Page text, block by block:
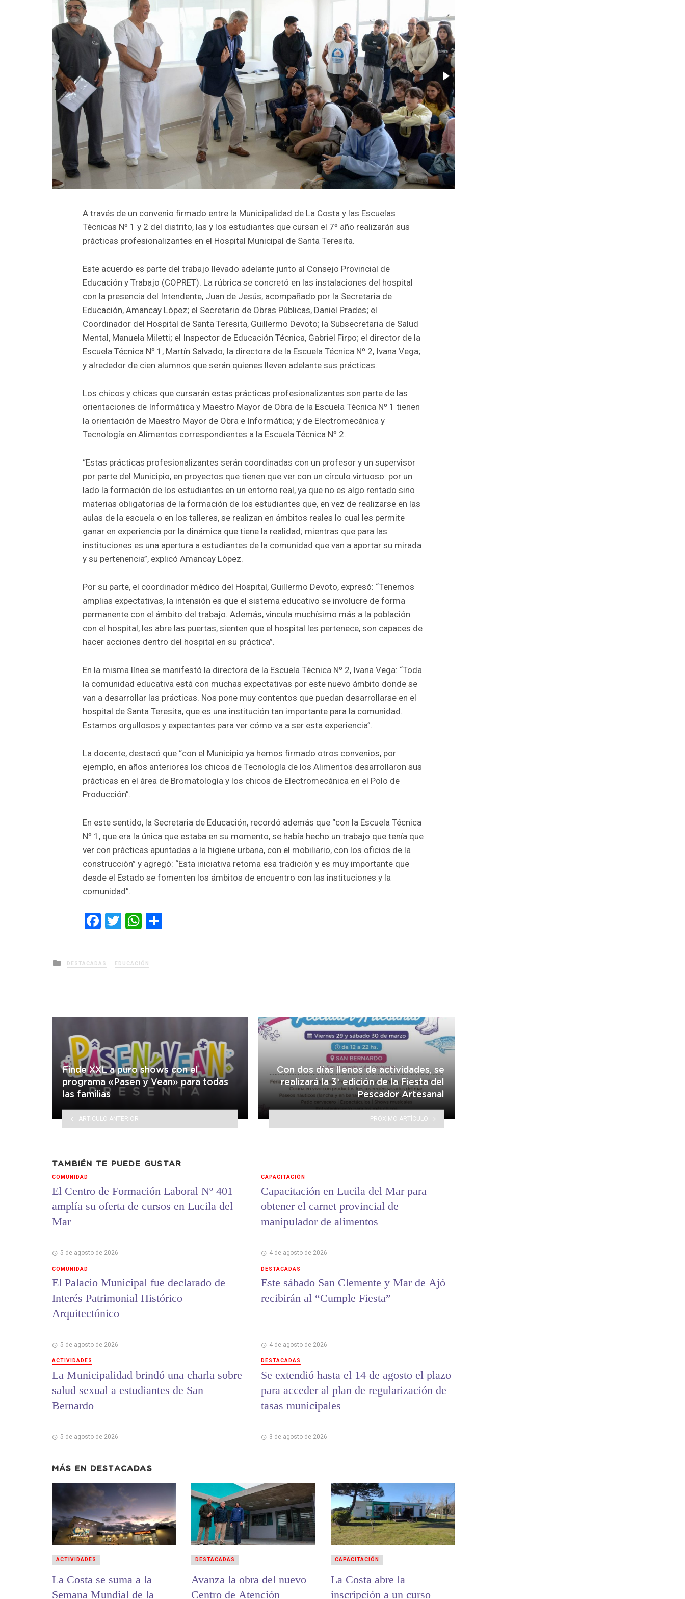
A través de un convenio firmado entre la Municipalidad de La Costa y las Escuelas
Técnicas Nº 1 y 2 del distrito, las y los estudiantes que cursan el 7º año realizarán sus
prácticas profesionalizantes en el Hospital Municipal de Santa Teresita.
Este acuerdo es parte del trabajo llevado adelante junto al Consejo Provincial de
Educación y Trabajo (COPRET). La rúbrica se concretó en las instalaciones del hospital
con la presencia del Intendente, Juan de Jesús, acompañado por la Secretaria de
Educación, Amancay López; el Secretario de Obras Públicas, Daniel Prades; el
Coordinador del Hospital de Santa Teresita, Guillermo Devoto; la Subsecretaria de Salud
Mental, Manuela Miletti; el Inspector de Educación Técnica, Gabriel Firpo; el director de la
Escuela Técnica Nº 1, Martín Salvado; la directora de la Escuela Técnica Nº 2, Ivana Vega;
y alrededor de cien alumnos que serán quienes lleven adelante sus prácticas.
Los chicos y chicas que cursarán estas prácticas profesionalizantes son parte de las
orientaciones de Informática y Maestro Mayor de Obra de la Escuela Técnica Nº 1 tienen
la orientación de Maestro Mayor de Obra e Informática; y de Electromecánica y
Tecnología en Alimentos correspondientes a la Escuela Técnica Nº 2.
“Estas prácticas profesionalizantes serán coordinadas con un profesor y un supervisor
por parte del Municipio, en proyectos que tienen que ver con un círculo virtuoso: por un
lado la formación de los estudiantes en un entorno real, ya que no es algo rentado sino
materias obligatorias de la formación de los estudiantes que, en vez de realizarse en las
aulas de la escuela o en los talleres, se realizan en ámbitos reales lo cual les permite
ganar en experiencia por la dinámica que tiene la realidad; mientras que para las
instituciones es una apertura a estudiantes de la comunidad que van a aportar su mirada
y su pertenencia”, explicó Amancay López.
Por su parte, el coordinador médico del Hospital, Guillermo Devoto, expresó: “Tenemos
amplias expectativas, la intensión es que el sistema educativo se involucre de forma
permanente con el ámbito del trabajo. Además, vincula muchísimo más a la población
con el hospital, les abre las puertas, sienten que el hospital les pertenece, son capaces de
hacer acciones dentro del hospital en su práctica”.
En la misma línea se manifestó la directora de la Escuela Técnica Nº 2, Ivana Vega: “Toda
la comunidad educativa está con muchas expectativas por este nuevo ámbito donde se
van a desarrollar las prácticas. Nos pone muy contentos que puedan desarrollarse en el
hospital de Santa Teresita, que es una institución tan importante para la comunidad.
Estamos orgullosos y expectantes para ver cómo va a ser esta experiencia”.
La docente, destacó que “con el Municipio ya hemos firmado otros convenios, por
ejemplo, en años anteriores los chicos de Tecnología de los Alimentos desarrollaron sus
prácticas en el área de Bromatología y los chicos de Electromecánica en el Polo de
Producción”.
En este sentido, la Secretaria de Educación, recordó además que “con la Escuela Técnica
Nº 1, que era la única que estaba en su momento, se había hecho un trabajo que tenía que
ver con prácticas apuntadas a la higiene urbana, con el mobiliario, con los oficios de la
construcción” y agregó: “Esta iniciativa retoma esa tradición y es muy importante que
desde el Estado se fomenten los ámbitos de encuentro con las instituciones y la
comunidad”.
Facebook
TwitterWhatsApp
Posted
in
DESTACADAS EDUCACIÓN
Finde XXL a puro shows con el
programa «Pasen y Vean» para todas
las familias
ARTÍCULO ANTERIOR
Con dos días llenos de actividades, se
realizará la 3ª edición de la Fiesta del
Pescador Artesanal
PRÓXIMO ARTÍCULO
TAMBIÉN TE PUEDE GUSTAR
COMUNIDAD
El Centro de Formación Laboral Nº 401
amplía su oferta de cursos en Lucila del
Mar
5 de agosto de 2026
COMUNIDAD
El Palacio Municipal fue declarado de
Interés Patrimonial Histórico
Arquitectónico
5 de agosto de 2026
ACTIVIDADES
La Municipalidad brindó una charla sobre
salud sexual a estudiantes de San
Bernardo
5 de agosto de 2026
CAPACITACIÓN
Capacitación en Lucila del Mar para
obtener el carnet provincial de
manipulador de alimentos
4 de agosto de 2026
DESTACADAS
Este sábado San Clemente y Mar de Ajó
recibirán al “Cumple Fiesta”
4 de agosto de 2026
DESTACADAS
Se extendió hasta el 14 de agosto el plazo
para acceder al plan de regularización de
tasas municipales
3 de agosto de 2026
MÁS EN DESTACADAS
La Costa se suma a la
Semana Mundial de la
ACTIVIDADES
Avanza la obra del nuevo
Centro de Atención
DESTACADAS
La Costa abre la
inscripción a un curso
CAPACITACIÓN